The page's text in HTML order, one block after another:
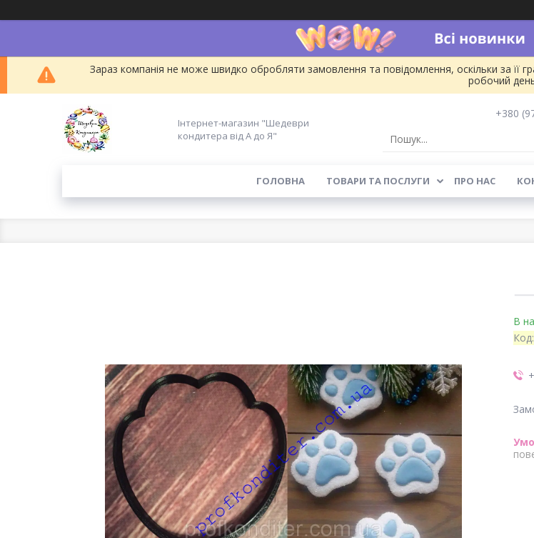
Зараз компанія не може швидко обробляти замовлення та повідомлення, оскільки за її
робочий
Інтернет-магазин "Шедеври
кондитера від А до Я"
+380
ГОЛОВНА ТОВАРИ ТА ПОСЛУГИ ПРО НАС
В
Код: